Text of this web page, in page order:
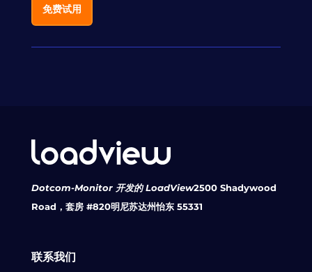
免费试用
Dotcom-Monitor 开发的 LoadView2500 Shadywood
Road，套房 #820明尼苏达州怡东 55331
联系我们